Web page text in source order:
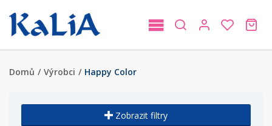
Domů / Výrobci / Happy Color
Zobrazit filtry